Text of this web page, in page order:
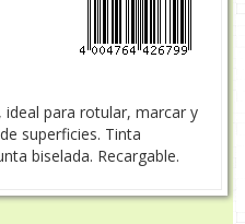
para rotular, marcar y
superficies. Tinta
biselada. Recargable.